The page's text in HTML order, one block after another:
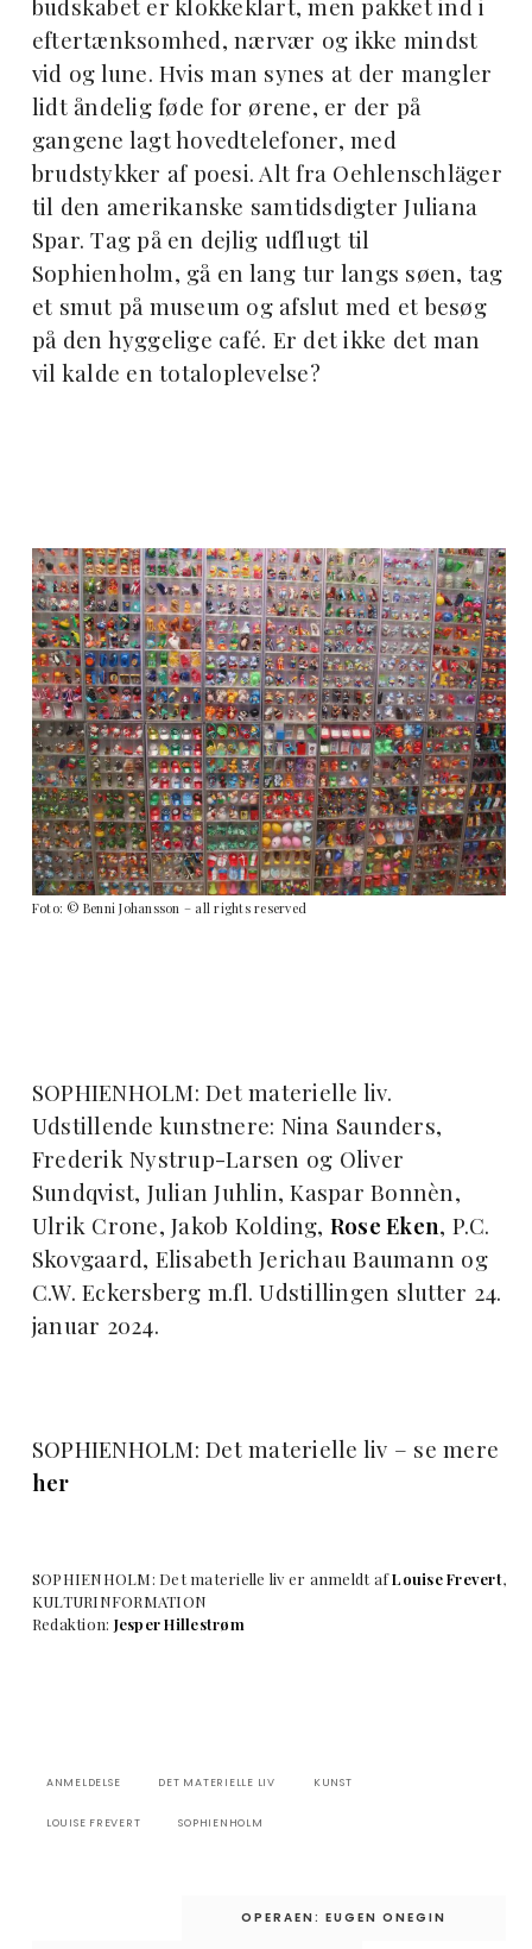
budskabet er klokkeklart, men pakket ind i
eftertænksomhed, nærvær og ikke mindst
vid og lune. Hvis man synes at der mangler
lidt åndelig føde for ørene, er der på
gangene lagt hovedtelefoner, med
brudstykker af poesi. Alt fra Oehlenschläger
til den amerikanske samtidsdigter Juliana
Spar. Tag på en dejlig udflugt til
Sophienholm, gå en lang tur langs søen, tag
et smut på museum og afslut med et besøg
på den hyggelige café. Er det ikke det man
vil kalde en totaloplevelse?
Foto: © Benni Johansson – all rights reserved
SOPHIENHOLM: Det materielle liv.
Udstillende kunstnere: Nina Saunders,
Frederik Nystrup-Larsen og Oliver
Sundqvist, Julian Juhlin, Kaspar Bonnèn,
Ulrik Crone, Jakob Kolding, Rose Eken, P.C.
Skovgaard, Elisabeth Jerichau Baumann og
C.W. Eckersberg m.fl. Udstillingen slutter 24.
januar 2024.
SOPHIENHOLM: Det materielle liv – se mere
her
SOPHIENHOLM: Det materielle liv er anmeldt afLouise Frevert,
KULTURINFORMATION
Redaktion: Jesper Hillestrøm
ANMELDELSE DET MATERIELLE LIV KUNST
LOUISE FREVERT SOPHIENHOLM
IndlægsnavigationOPERAEN: EUGEN ONEGIN